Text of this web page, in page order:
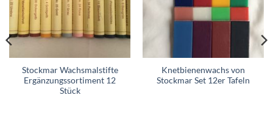
Stockmar Wachsmalstifte
Ergänzungssortiment 12
Stück
Knetbienenwachs von
Stockmar Set 12er Tafeln